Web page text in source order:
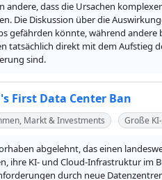
andere, dass die Ursachen
Die Diskussion über die
gefährden könnte, während
tatsächlich direkt mit dem Aufstieg
sind.
First Data Center Ban
Markt & Investments Große
abgelehnt, das einen
ihre KI- und Cloud-Infrastruktur im
durch neue